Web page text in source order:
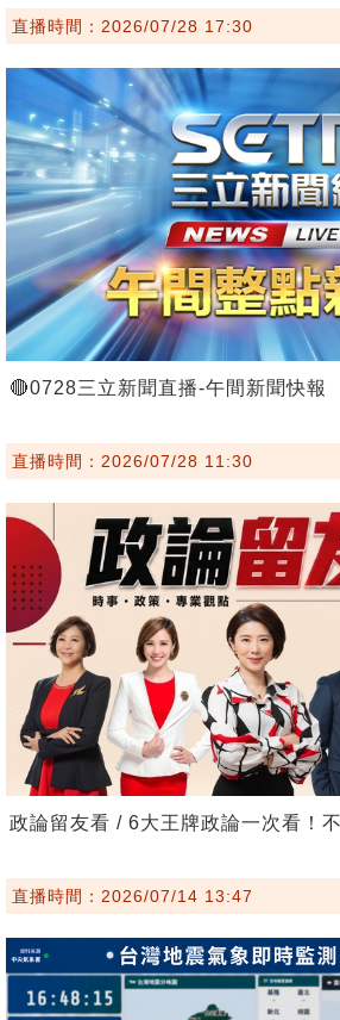
直播時間：2026/07/28 17:30
🔴0728三立新聞直播-午間新聞快報
直播時間：2026/07/28 11:30
政論留友看 / 6大王牌政論一次看！
直播時間：2026/07/14 13:47